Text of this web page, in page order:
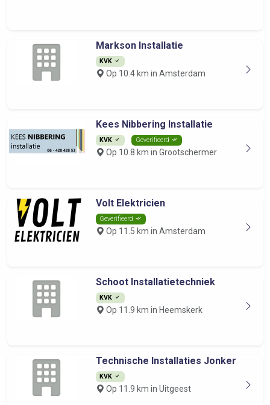
Markson Installatie
KVK
Op 10.4 km in Amsterdam
Kees Nibbering Installatie
KVK Geverifieerd
Op 10.8 km in Grootschermer
Volt Elektricien
Geverifieerd
Op 11.5 km in Amsterdam
Schoot Installatietechniek
KVK
Op 11.9 km in Heemskerk
Technische Installaties Jonker
KVK
Op 11.9 km in Uitgeest